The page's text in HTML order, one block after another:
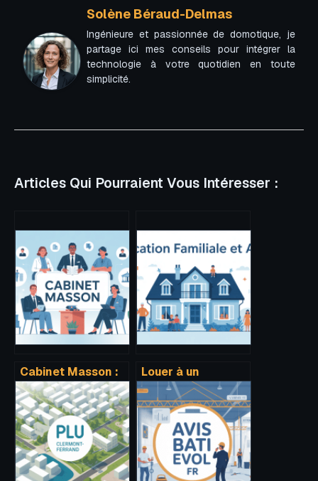
Solène Béraud-Delmas
Ingénieure et passionnée de domotique, je
partage ici mes conseils pour intégrer la
technologie à votre quotidien en toute
simplicité.
Articles Qui Pourraient Vous Intéresser :
Cabinet Masson :
identifier le bon
professionnel
selon votre besoin
Louer à un
membre de sa
famille et apl :
règles, risques et
bonnes pratiques